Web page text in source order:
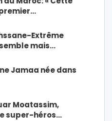
Extrême
mais…
Jamaa née dans
Moatassim,
super-héros…